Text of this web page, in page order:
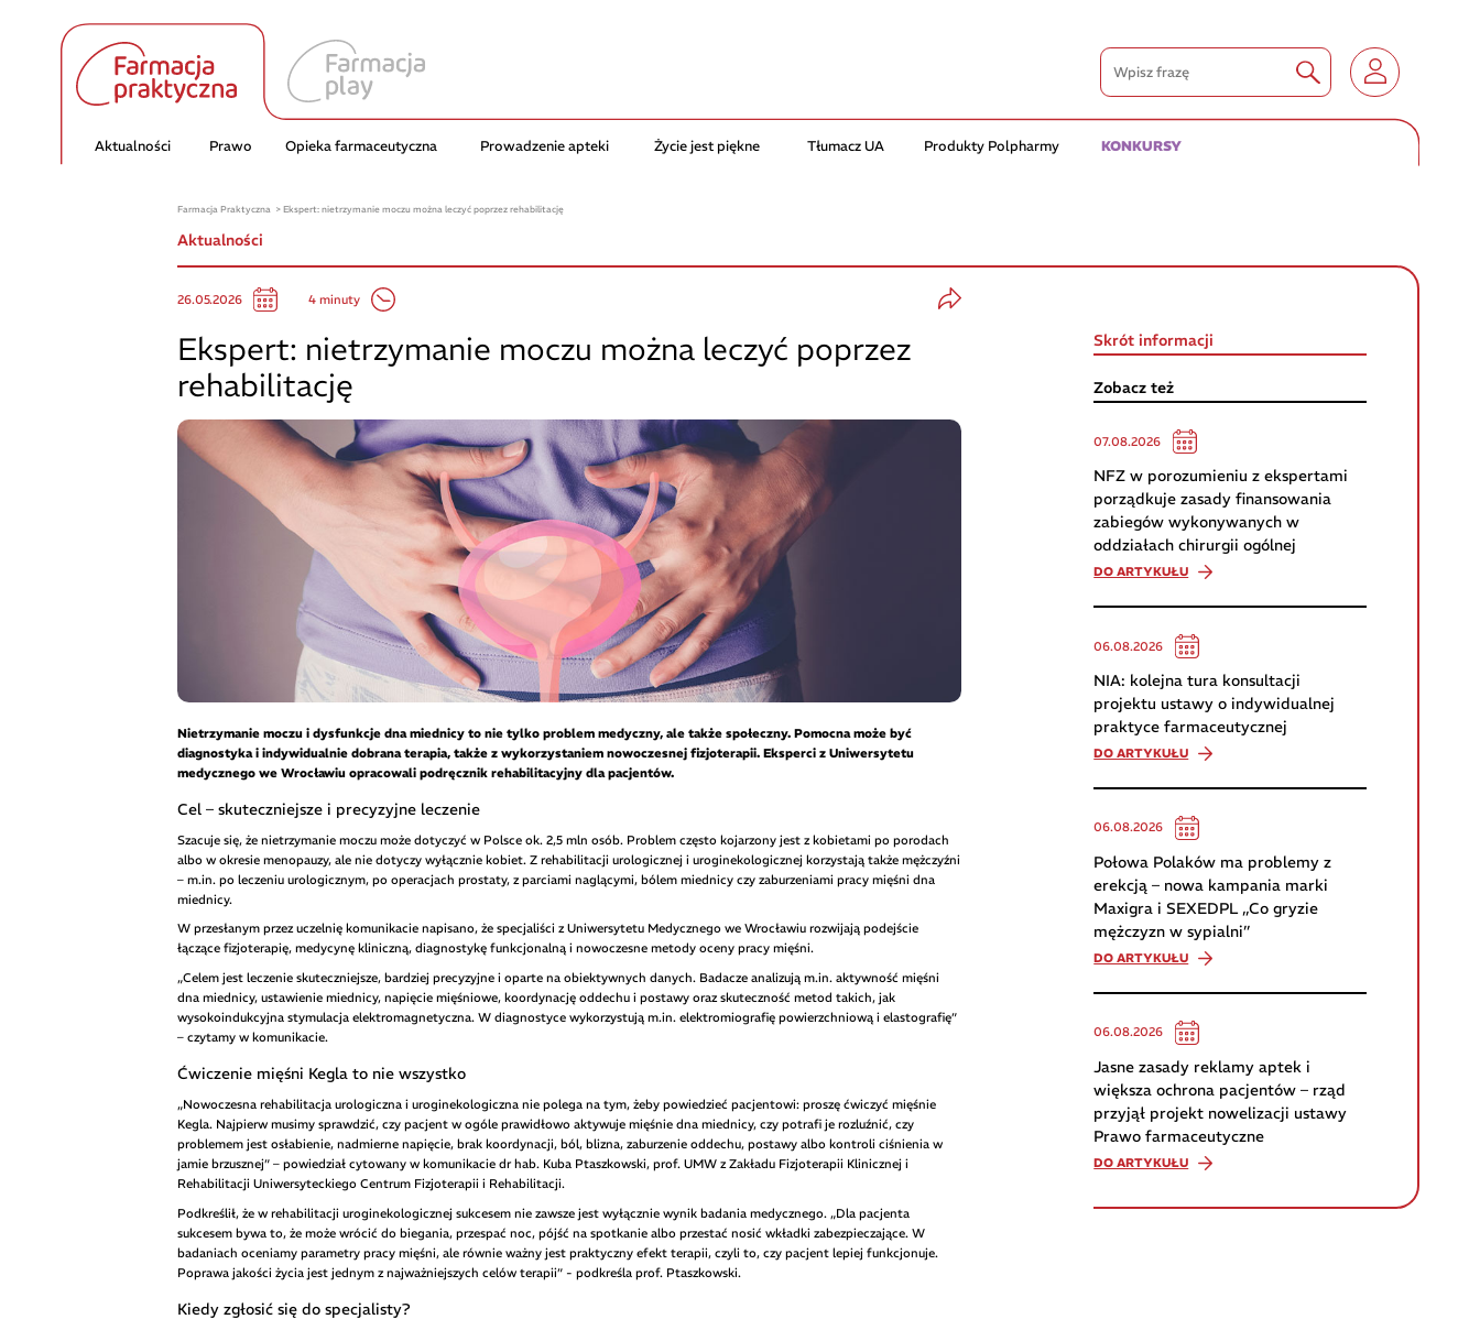
Aktualności Prawo Opieka farmaceutyczna Prowadzenie apteki Życie jest piękne Tłumacz UA Produkty Polpharmy KONKURSY
Farmacja Praktyczna Ekspert: nietrzymanie moczu można leczyć poprzez rehabilitację
Aktualności
26.05.2026 4 minuty
Ekspert: nietrzymanie moczu można leczyć poprzez
rehabilitację
Nietrzymanie moczu i dysfunkcje dna miednicy to nie tylko problem medyczny, ale także społeczny. Pomocna może być
diagnostyka i indywidualnie dobrana terapia, także z wykorzystaniem nowoczesnej fizjoterapii. Eksperci z Uniwersytetu
medycznego we Wrocławiu opracowali podręcznik rehabilitacyjny dla pacjentów.
Cel – skuteczniejsze i precyzyjne leczenie
Szacuje się, że nietrzymanie moczu może dotyczyć w Polsce ok. 2,5 mln osób. Problem często kojarzony jest z kobietami po porodach
albo w okresie menopauzy, ale nie dotyczy wyłącznie kobiet. Z rehabilitacji urologicznej i uroginekologicznej korzystają także mężczyźni
– m.in. po leczeniu urologicznym, po operacjach prostaty, z parciami naglącymi, bólem miednicy czy zaburzeniami pracy mięśni dna
miednicy.
W przesłanym przez uczelnię komunikacie napisano, że specjaliści z Uniwersytetu Medycznego we Wrocławiu rozwijają podejście
łączące fizjoterapię, medycynę kliniczną, diagnostykę funkcjonalną i nowoczesne metody oceny pracy mięśni.
„Celem jest leczenie skuteczniejsze, bardziej precyzyjne i oparte na obiektywnych danych. Badacze analizują m.in. aktywność mięśni
dna miednicy, ustawienie miednicy, napięcie mięśniowe, koordynację oddechu i postawy oraz skuteczność metod takich, jak
wysokoindukcyjna stymulacja elektromagnetyczna. W diagnostyce wykorzystują m.in. elektromiografię powierzchniową i elastografię”
– czytamy w komunikacie.
Ćwiczenie mięśni Kegla to nie wszystko
„Nowoczesna rehabilitacja urologiczna i uroginekologiczna nie polega na tym, żeby powiedzieć pacjentowi: proszę ćwiczyć mięśnie
Kegla. Najpierw musimy sprawdzić, czy pacjent w ogóle prawidłowo aktywuje mięśnie dna miednicy, czy potrafi je rozluźnić, czy
problemem jest osłabienie, nadmierne napięcie, brak koordynacji, ból, blizna, zaburzenie oddechu, postawy albo kontroli ciśnienia w
jamie brzusznej” – powiedział cytowany w komunikacie dr hab. Kuba Ptaszkowski, prof. UMW z Zakładu Fizjoterapii Klinicznej i
Rehabilitacji Uniwersyteckiego Centrum Fizjoterapii i Rehabilitacji.
Podkreślił, że w rehabilitacji uroginekologicznej sukcesem nie zawsze jest wyłącznie wynik badania medycznego. „Dla pacjenta
sukcesem bywa to, że może wrócić do biegania, przespać noc, pójść na spotkanie albo przestać nosić wkładki zabezpieczające. W
badaniach oceniamy parametry pracy mięśni, ale równie ważny jest praktyczny efekt terapii, czyli to, czy pacjent lepiej funkcjonuje.
Poprawa jakości życia jest jednym z najważniejszych celów terapii” - podkreśla prof. Ptaszkowski.
Kiedy zgłosić się do specjalisty?
Skrót informacji
Zobacz też
07.08.2026
NFZ w porozumieniu z ekspertami
porządkuje zasady finansowania
zabiegów wykonywanych w
oddziałach chirurgii ogólnej
DO ARTYKUŁU
06.08.2026
NIA: kolejna tura konsultacji
projektu ustawy o indywidualnej
praktyce farmaceutycznej
DO ARTYKUŁU
06.08.2026
Połowa Polaków ma problemy z
erekcją – nowa kampania marki
Maxigra i SEXEDPL „Co gryzie
mężczyzn w sypialni”
DO ARTYKUŁU
06.08.2026
Jasne zasady reklamy aptek i
większa ochrona pacjentów – rząd
przyjął projekt nowelizacji ustawy
Prawo farmaceutyczne
DO ARTYKUŁU